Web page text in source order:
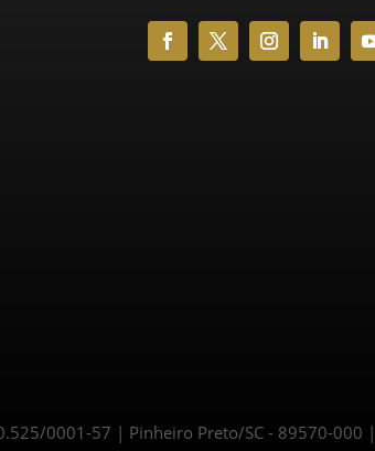
0001-57 | Pinheiro Preto/SC - 89570-000 |